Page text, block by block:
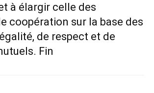
à élargir celle des
coopération sur la base des
de respect et de
Fin